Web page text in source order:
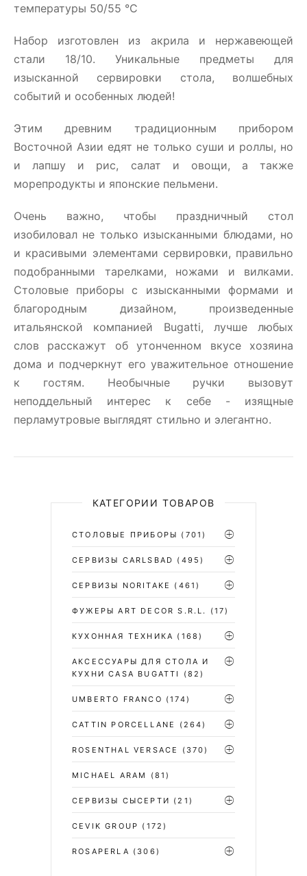
температуры 50/55 °C
Набор изготовлен из акрила и нержавеющей
стали 18/10. Уникальные предметы для
изысканной сервировки стола, волшебных
событий и особенных людей!
Этим древним традиционным прибором
Восточной Азии едят не только суши и роллы, но
и лапшу и рис, салат и овощи, а также
морепродукты и японские пельмени.
Очень важно, чтобы праздничный стол
изобиловал не только изысканными блюдами, но
и красивыми элементами сервировки, правильно
подобранными тарелками, ножами и вилками.
Столовые приборы c изысканными формами и
благородным дизайном, произведенные
итальянской компанией Bugatti, лучше любых
слов расскажут об утонченном вкусе хозяина
дома и подчеркнут его уважительное отношение
к гостям. Необычные ручки вызовут
неподдельный интерес к себе - изящные
перламутровые выглядят стильно и элегантно.
КАТЕГОРИИ ТОВАРОВ
СТОЛОВЫЕ ПРИБОРЫ (701)
CЕРВИЗЫ CARLSBAD (495)
СЕРВИЗЫ NORITAKE (461)
ФУЖЕРЫ ART DECOR S.R.L. (17)
КУХОННАЯ ТЕХНИКА (168)
АКСЕССУАРЫ ДЛЯ СТОЛА И
КУХНИ CASA BUGATTI
(82)
UMBERTO FRANCO (174)
CATTIN PORCELLANE (264)
ROSENTHAL VERSACE (370)
MICHAEL ARAM (81)
СЕРВИЗЫ СЫСЕРТИ (21)
CEVIK GROUP (172)
ROSAPERLA (306)